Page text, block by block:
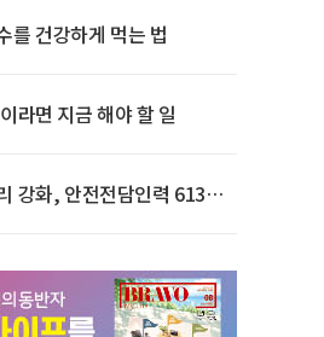
를 건강하게 먹는 법
라면 지금 해야 할 일
강화, 안전전담인력 613명